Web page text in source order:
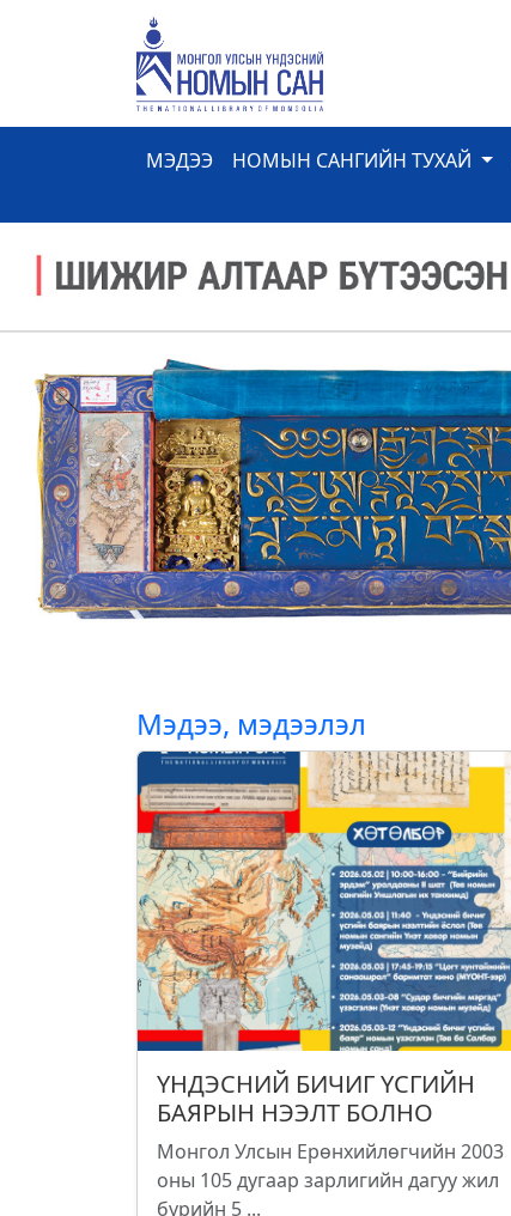
МЭДЭЭ НОМЫН САНГИЙН ТУХАЙ
Previous
Мэдээ, мэдээлэл
ҮНДЭСНИЙ БИЧИГ ҮСГИЙН
БАЯРЫН НЭЭЛТ БОЛНО
Монгол Улсын Ерөнхийлөгчийн 2003
оны 105 дугаар зарлигийн дагуу жил
бүрийн 5 ...